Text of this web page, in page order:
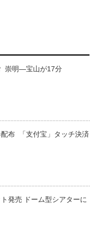
崇明―宝山が17分
布 「支付宝」タッチ決済
発売 ドーム型シアターに